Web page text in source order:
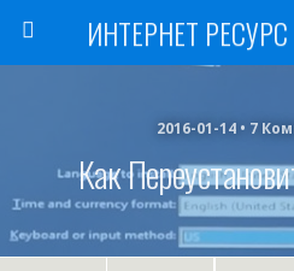
ИНТЕРНЕТ РЕСУРС
2016-01-14 • 7
Как